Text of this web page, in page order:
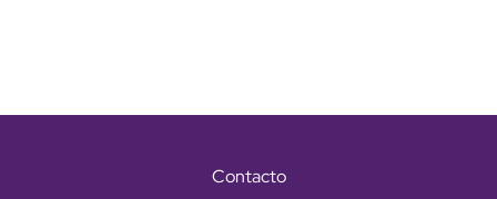
Contacto